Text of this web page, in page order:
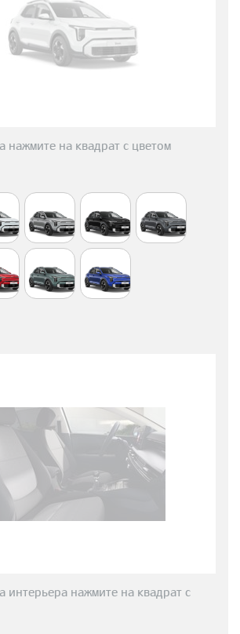
нажмите на квадрат с цветом
интерьера нажмите на квадрат с